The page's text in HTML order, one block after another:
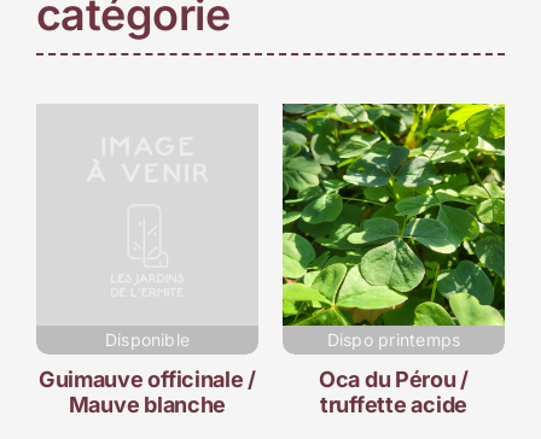
catégorie
Disponible
Guimauve officinale /
Mauve blanche
Dispo printemps
Oca du Pérou /
truffette acide